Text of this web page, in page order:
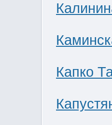
Капко